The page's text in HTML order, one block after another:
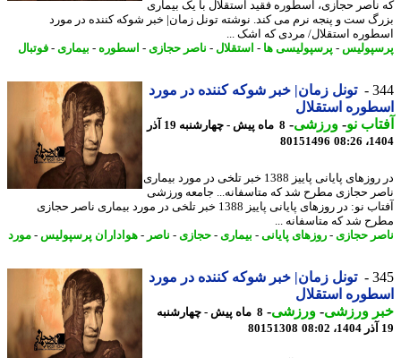
حجازی، اسطوره فقید استقلال با یک بیماری
ست و پنجه نرم می کند. نوشته تونل زمان| خبر شوکه کننده در مورد
استقلال/ مردی که اشک ...
-پرسپولیسی ها- استقلال-ناصر حجازی- اسطوره-بیماری- فوتبال
تونل زمان| خبر شوکه کننده در مورد
استقلال
نو- ورزشی-
8 ماه پیش - چهارشنبه 19 آذر
80151496
در روزهای پایانی پاییز 1388 خبر تلخی در مورد بیماری
حجازی مطرح شد که متاسفانه... جامعه ورزشی
آفتاب نو: در روزهای پایانی پاییز 1388 خبر تلخی در مورد بیماری ناصر حجازی
شد که متاسفانه ...
حجازی- روزهای پایانی-بیماری- حجازی- ناصر-هواداران پرسپولیس-مورد
تونل زمان| خبر شوکه کننده در مورد
استقلال
ورزشی-ورزشی-
8 ماه پیش - چهارشنبه
80151308